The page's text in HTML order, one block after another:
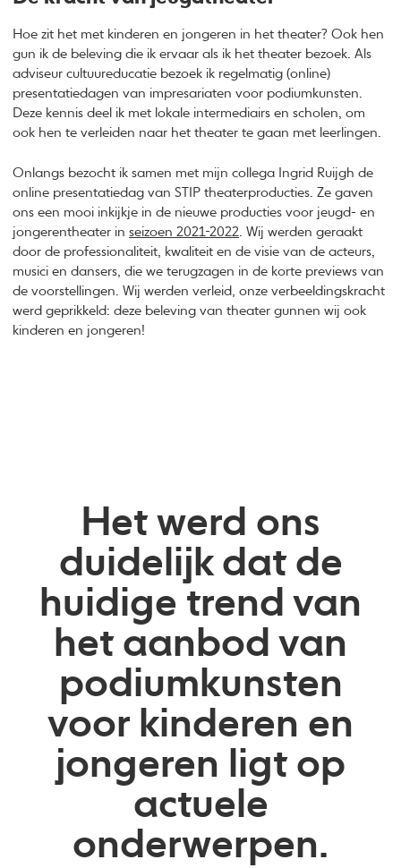
Hoe zit het met kinderen en jongeren in het theater? Ook hen
gun ik de beleving die ik ervaar als ik het theater bezoek. Als
adviseur cultuureducatie bezoek ik regelmatig (online)
presentatiedagen van impresariaten voor podiumkunsten.
Deze kennis deel ik met lokale intermediairs en scholen, om
ook hen te verleiden naar het theater te gaan met leerlingen.
Onlangs bezocht ik samen met mijn collega Ingrid Ruijgh de
online presentatiedag van STIP theaterproducties. Ze gaven
ons een mooi inkijkje in de nieuwe producties voor jeugd- en
jongerentheater inseizoen 2021-2022 . Wij werden geraakt
door de professionaliteit, kwaliteit en de visie van de acteurs,
musici en dansers, die we terugzagen in de korte previews van
de voorstellingen. Wij werden verleid, onze verbeeldingskracht
werd geprikkeld: deze beleving van theater gunnen wij ook
kinderen en jongeren!
Het werd ons
duidelijk dat de
huidige trend van
het aanbod van
podiumkunsten
voor kinderen en
jongeren ligt op
actuele
onderwerpen.